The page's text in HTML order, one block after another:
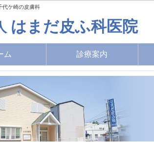
代ケ崎の皮膚科
はまだ皮ふ科医院
ム 診療案内